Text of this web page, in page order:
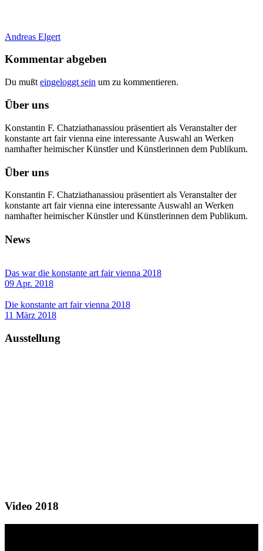
Andreas Elgert
Kommentar abgeben
Du mußt eingeloggt sein um zu kommentieren.
Über uns
Konstantin F. Chatziathanassiou präsentiert als Veranstalter der
konstante art fair vienna eine interessante Auswahl an Werken
namhafter heimischer Künstler und Künstlerinnen dem Publikum.
Über uns
Konstantin F. Chatziathanassiou präsentiert als Veranstalter der
konstante art fair vienna eine interessante Auswahl an Werken
namhafter heimischer Künstler und Künstlerinnen dem Publikum.
News
Das war die konstante art fair vienna 2018
09 Apr. 2018
Die konstante art fair vienna 2018
11 März 2018
Ausstellung
Video 2018